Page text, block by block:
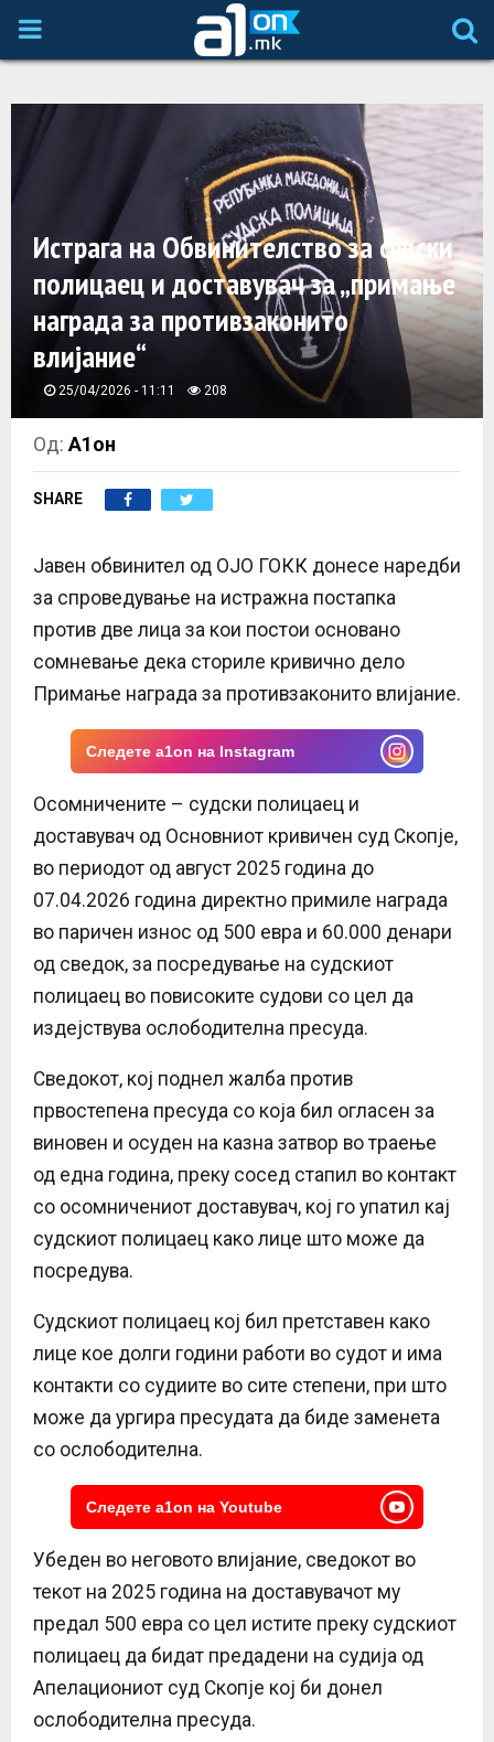
P
A
R
M
E
N
U
Истрага на Обвинителство за судски
полицаец и доставувач за „примање
награда за противзаконито
влијание“
25/04/2026 - 11:11 208
Од:А1он
SHARE
Јавен обвинител од ОЈО ГОКК донесе наредби
за спроведување на истражна постапка
против две лица за кои постои основано
сомневање дека сториле кривично дело
Примање награда за противзаконито влијание.
Следете a1on на Instagram
Осомничените – судски полицаец и
доставувач од Основниот кривичен суд Скопје,
во периодот од август 2025 година до
07.04.2026 година директно примиле награда
во паричен износ од 500 евра и 60.000 денари
од сведок, за посредување на судскиот
полицаец во повисоките судови со цел да
издејствува ослободителна пресуда.
Сведокот, кој поднел жалба против
првостепена пресуда со која бил огласен за
виновен и осуден на казна затвор во траење
од една година, преку сосед стапил во контакт
со осомничениот доставувач, кој го упатил кај
судскиот полицаец како лице што може да
посредува.
Судскиот полицаец кој бил претставен како
лице кое долги години работи во судот и има
контакти со судиите во сите степени, при што
може да ургира пресудата да биде заменета
со ослободителна.
Следете a1on на Youtube
Убеден во неговото влијание, сведокот во
текот на 2025 година на доставувачот му
предал 500 евра со цел истите преку судскиот
полицаец да бидат предадени на судија од
Апелациониот суд Скопје кој би донел
ослободителна пресуда.